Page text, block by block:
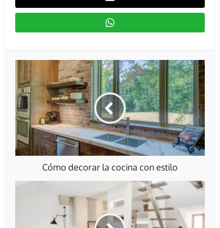
Cómo decorar la cocina con estilo